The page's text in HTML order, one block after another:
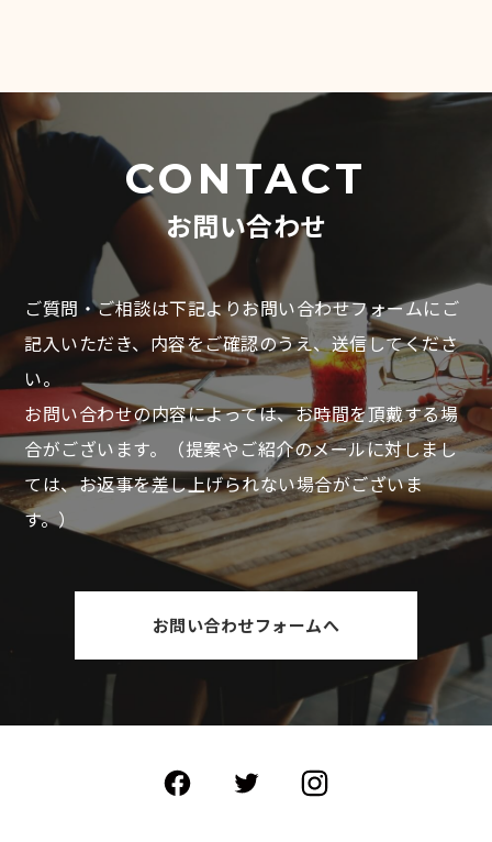
CONTACT
お問い合わせ
ご質問・ご相談は下記よりお問い合わせフォームにご
記入いただき、内容をご確認のうえ、送信してくださ
い。
お問い合わせの内容によっては、お時間を頂戴する場
合がございます。
（提案やご紹介のメールに対しまし
ては、お返事を差し上げられない場合がございま
す。）
お問い合わせフォームへ